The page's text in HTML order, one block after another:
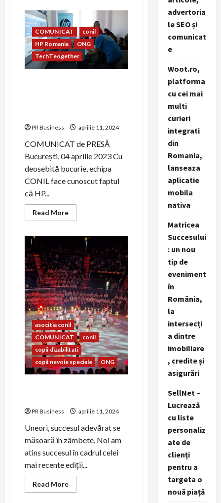
Iancu
revine
și
face
valuri
de
bine
pentru
copiii
COMUNICAT
conil
HP Romania
ONG
TechTeogether
PR Business aprilie 11, 2024
COMUNICAT de PRESĂ
București, 04 aprilie 2023 Cu
deosebită bucurie, echipa
CONIL face cunoscut faptul
că HP...
Read MoreRead
more
CONIL
HP
Romania
colaborează
în
cadrul
proiectului
TechTeogether
asocitia conil
COMUNICAT
conil
copii dizabilitati
copii nevoie speciale
ONG
PR Business aprilie 11, 2024
Uneori, succesul adevărat se
măsoară în zâmbete. Noi am
atins succesul în cadrul celei
mai recente ediții...
Read MoreRead
more
asociatia conil
advertoria
le SEO și
comunicat
e
Woot.ro,
platforma
cu cei mai
multi
curieri
integrati
din
Romania,
lanseaza
aplicatie
mobila
nativa
Matricea
Succesului
: un nou
tip de
eveniment
în
România,
la
intersecți
a dintre
imobiliare
, credite și
asigurări
SellNet –
Lucrează
cu liste
personaliz
ate de
clienți
pentru a
targeta o
nouă piață